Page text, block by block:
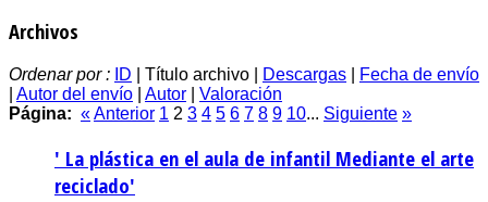
Archivos
Ordenar por : ID | Título archivo | Descargas
Fecha de envío
Autor del envío Autor
Valoración
Página: «Anterior 1 2 3 4 5 6 7 8 9 10... Siguiente »
' La plástica en el aula de infantil Mediante el arte
reciclado'